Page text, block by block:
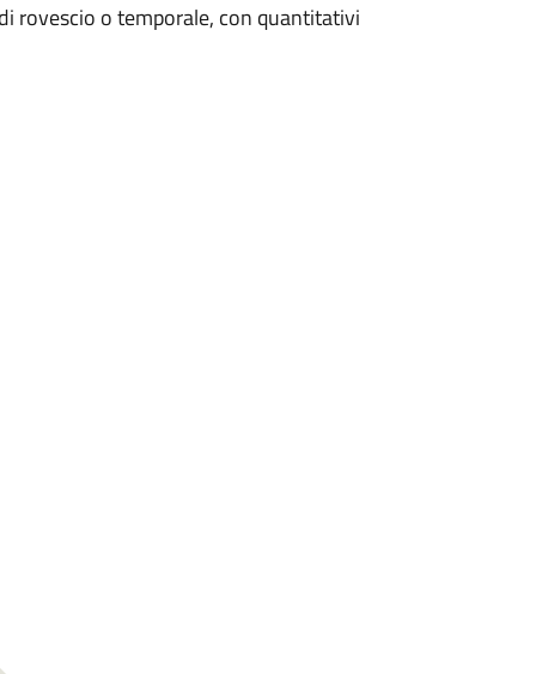
rovescio o temporale, con quantitativi